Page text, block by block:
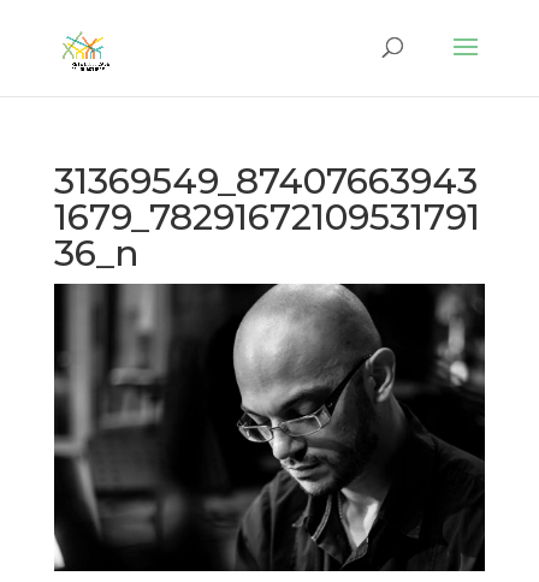
31369549_87407663943
1679_78291672109531791
36_n